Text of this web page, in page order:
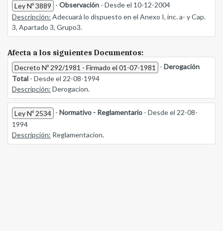
Ley Nº 3889 - Observación - Desde el 10-12-2004
Descripción: Adecuará lo dispuesto en el Anexo I, inc. a- y Cap.
3, Apartado 3, Grupo3.
Afecta a los siguientes Documentos:
Decreto Nº 292/1981 - Firmado el 01-07-1981 - Derogación
Total - Desde el 22-08-1994
Descripción: Derogacion.
Ley Nº 2534 - Normativo - Reglamentario - Desde el 22-08-
1994
Descripción: Reglamentacion.